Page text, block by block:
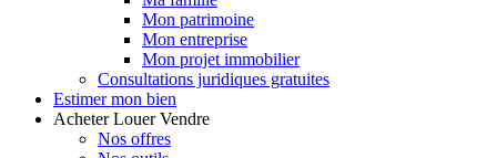
Mon patrimoine
Mon entreprise
Mon projet immobilier
Consultations juridiques gratuites
Estimer mon bien
Acheter Louer Vendre
Nos offres